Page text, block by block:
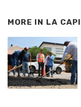
MORE IN LA